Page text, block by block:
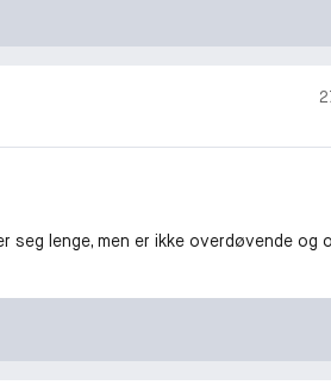
lenge, men er ikke overdøvende og